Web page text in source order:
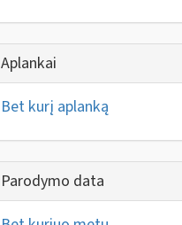
Aplankai
Bet kurį aplanką
Parodymo data